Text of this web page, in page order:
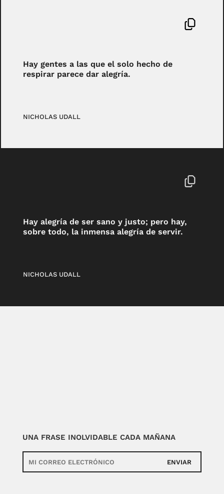
Hay gentes a las que el solo hecho de
respirar parece dar alegría.
NICHOLAS UDALL
Hay alegría de ser sano y justo; pero hay,
sobre todo, la inmensa alegría de servir.
NICHOLAS UDALL
UNA FRASE INOLVIDABLE CADA MAÑANA
ENVIAR